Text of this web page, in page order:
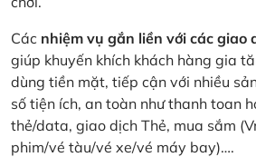
Các nhiệm vụ gắn liền với các giao
giúp khuyến khích khách hàng gia
dùng tiền mặt, tiếp cận với nhiều
số tiện ích, an toàn như thanh toan
thẻ/data, giao dịch Thẻ, mua sắm
phim/vé tàu/vé xe/vé máy bay)….